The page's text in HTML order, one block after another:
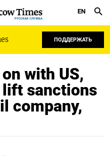
РУССКАЯ СЛУЖБА
EN
ПОДДЕРЖАТЬ
with US,
sanctions
company,